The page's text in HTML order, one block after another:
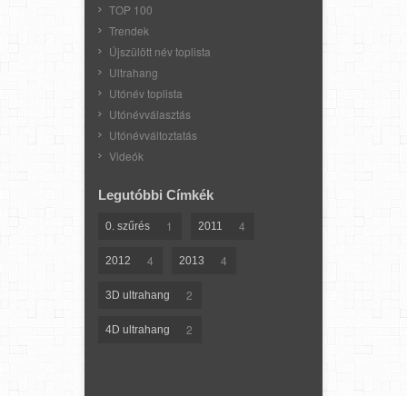
TOP 100
Trendek
Újszülött név toplista
Ultrahang
Utónév toplista
Utónévválasztás
Utónévváltoztatás
Videók
Legutóbbi Címkék
0. szűrés 1 2011 4
2012 4 2013 4
3D ultrahang 2
4D ultrahang 2